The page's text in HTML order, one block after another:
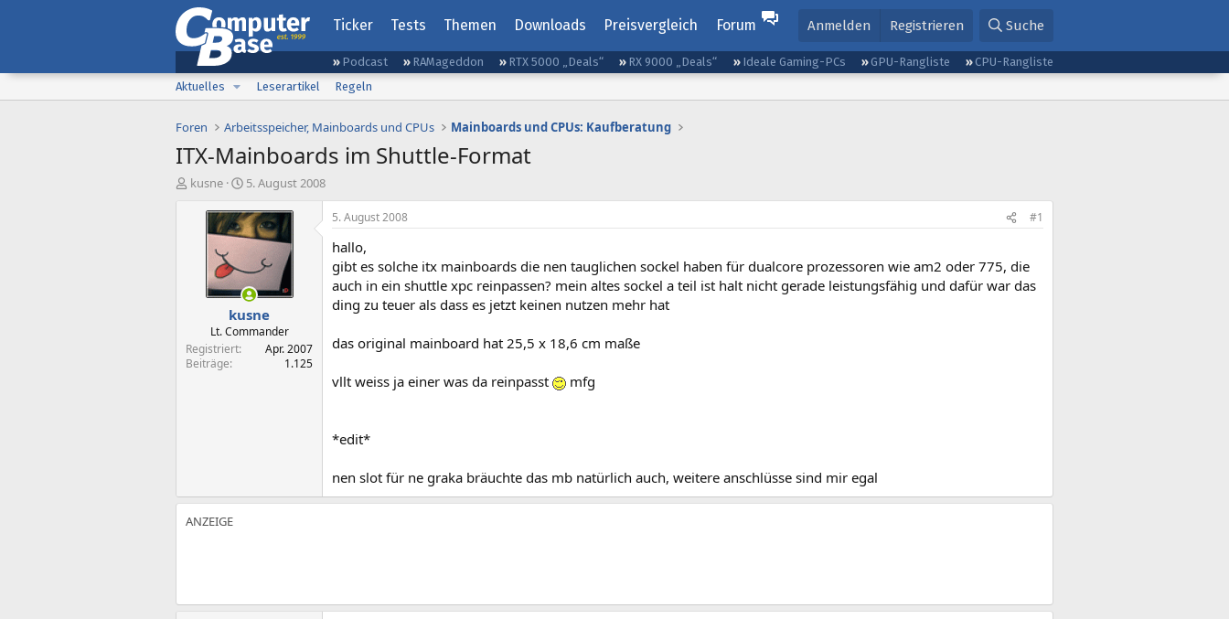
Ticker Tests Themen Downloads Preisvergleich Forum Anmelden Registrieren Suche
Podcast RAMageddon RTX 5000 „Deals“ RX 9000 „Deals“ Ideale Gaming-PCs GPU-Rangliste
CPU-Rangliste
Aktuelles
Leserartikel Regeln
Foren Arbeitsspeicher, Mainboards und CPUs Mainboards und CPUs: Kaufberatung
ITX-Mainboards im Shuttle-Format
E
kusne
E
s
t
e
l
t
a
m
5. August 2008
kusne
Lt. Commander
Registriert
Apr. 2007
Beiträge
1.125
5. August 2008 #1
hallo,
gibt es solche itx mainboards die nen tauglichen sockel haben für dualcore prozessoren wie am2 oder 775, die
auch in ein shuttle xpc reinpassen? mein altes sockel a teil ist halt nicht gerade leistungsfähig und dafür war das
ding zu teuer als dass es jetzt keinen nutzen mehr hat
das original mainboard hat 25,5 x 18,6 cm maße
vllt weiss ja einer was da reinpasst mfg
*edit*
nen slot für ne graka bräuchte das mb natürlich auch, weitere anschlüsse sind mir egal